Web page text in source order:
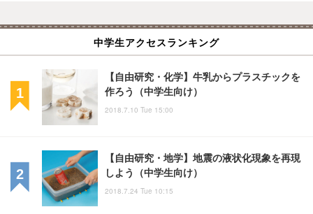
中学生アクセスランキング
【自由研究・化学】牛乳からプラスチックを
作ろう（中学生向け）
2018.7.10 Tue 15:00
【自由研究・地学】地震の液状化現象を再現
しよう（中学生向け）
2018.7.24 Tue 10:15